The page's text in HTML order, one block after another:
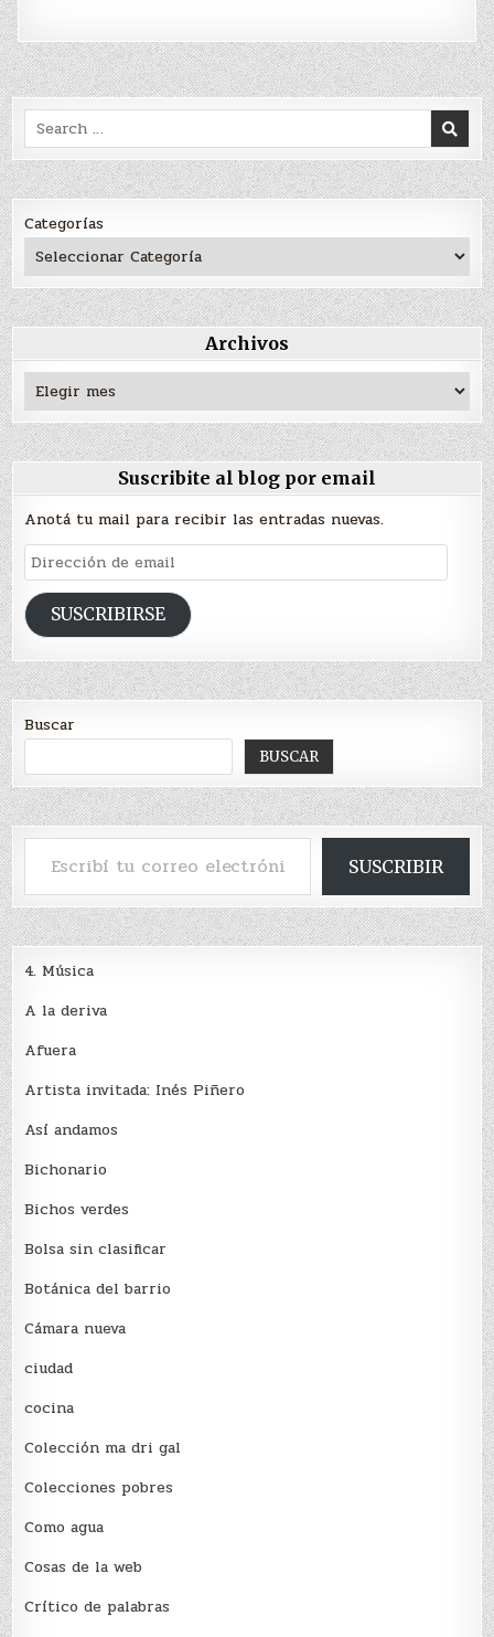
Search
for:
Categorías
Archivos
Archivos
Suscribite al blog por email
Anotá tu mail para recibir las entradas nuevas.
Dirección
de
emailSUSCRIBIRSE
Buscar
BUSCAR
Escribí tu correo electrónico…
SUSCRIBIR
4. Música
A la deriva
Afuera
Artista invitada: Inés Piñero
Así andamos
Bichonario
Bichos verdes
Bolsa sin clasificar
Botánica del barrio
Cámara nueva
ciudad
cocina
Colección ma dri gal
Colecciones pobres
Como agua
Cosas de la web
Crítico de palabras